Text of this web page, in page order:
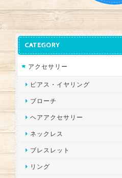
CATEGORY
アクセサリー
ピアス・イヤリング
ブローチ
ヘアアクセサリー
ネックレス
ブレスレット
リング